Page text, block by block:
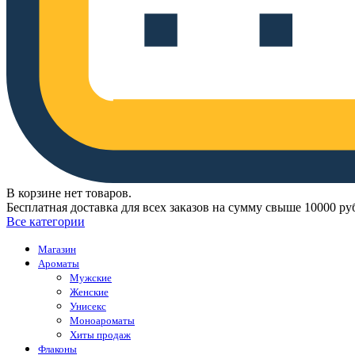
В корзине нет товаров.
Бесплатная доставка для всех заказов на сумму свыше 10000
Все категории
Магазин
Ароматы
Мужские
Женские
Унисекс
Моноароматы
Хиты продаж
Флаконы